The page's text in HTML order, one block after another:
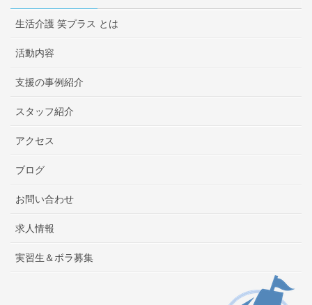
生活介護 笑プラス とは
活動内容
支援の事例紹介
スタッフ紹介
アクセス
ブログ
お問い合わせ
求人情報
実習生＆ボラ募集